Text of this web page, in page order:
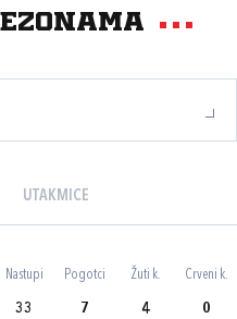
UTAKMICE
Nastupi Pogotci Žuti k. Crveni k.
33 7 4 0